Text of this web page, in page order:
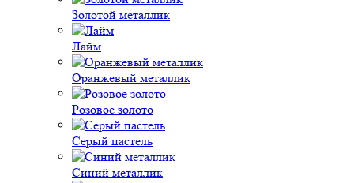
Золотой металлик
Лайм
Оранжевый металлик
Розовое золото
Серый пастель
Синий металлик